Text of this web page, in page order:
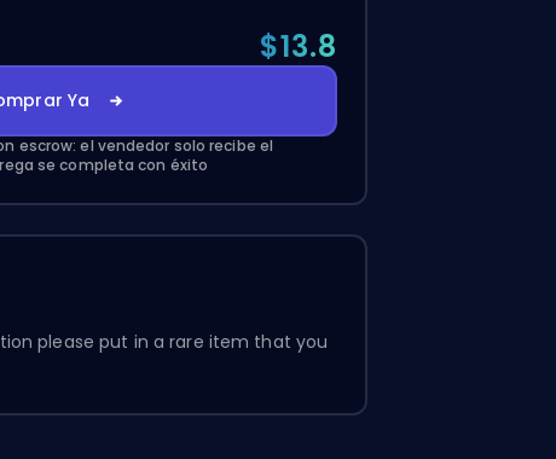
$13.8
Ya
escrow: el vendedor solo recibe el
se completa con éxito
please put in a rare item that you